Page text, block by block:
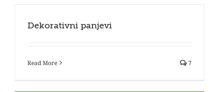
Dekorativni panjevi
Read More 7